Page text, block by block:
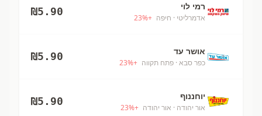
רמי לוי
אדמרליטי · חיפה +
23%
₪5.90
אושר עד
כפר סבא · פתח תקווה +
23%
₪5.90
יוחננוף
אור יהודה · אור יהודה +
23%
₪5.90